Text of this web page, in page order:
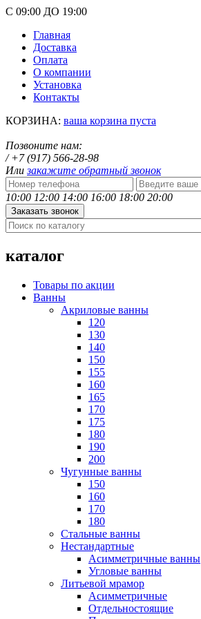
С 09:00 ДО 19:00
Главная
Доставка
Оплата
О компании
Установка
Контакты
КОРЗИНА: ваша корзина пуста
Позвоните нам:
/ +7 (917) 566-28-98
Илизакажите обратный звонок
10:00 12:00 14:00 16:00 18:00 20:00
каталог
Товары по акции
Ванны
Акриловые ванны
120
130
140
150
155
160
165
170
175
180
190
200
Чугунные ванны
150
160
170
180
Стальные ванны
Нестандартные
Асимметричные ванны
Угловые ванны
Литьевой мрамор
Асимметричные
Отдельностоящие